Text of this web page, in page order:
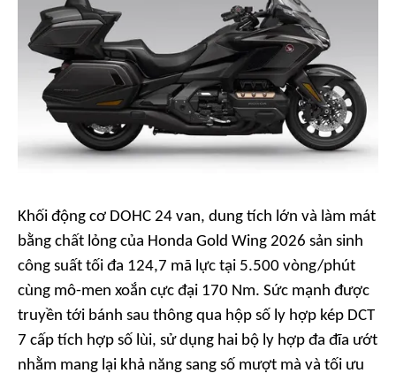
Khối động cơ DOHC 24 van, dung tích lớn và làm mát
bằng chất lỏng của Honda Gold Wing 2026 sản sinh
công suất tối đa 124,7 mã lực tại 5.500 vòng/phút
cùng mô-men xoắn cực đại 170 Nm. Sức mạnh được
truyền tới bánh sau thông qua hộp số ly hợp kép DCT
7 cấp tích hợp số lùi, sử dụng hai bộ ly hợp đa đĩa ướt
nhằm mang lại khả năng sang số mượt mà và tối ưu